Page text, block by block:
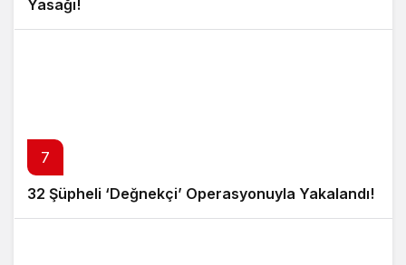
Yasağı!
7
32 Şüpheli ‘Değnekçi’ Operasyonuyla Yakalandı!